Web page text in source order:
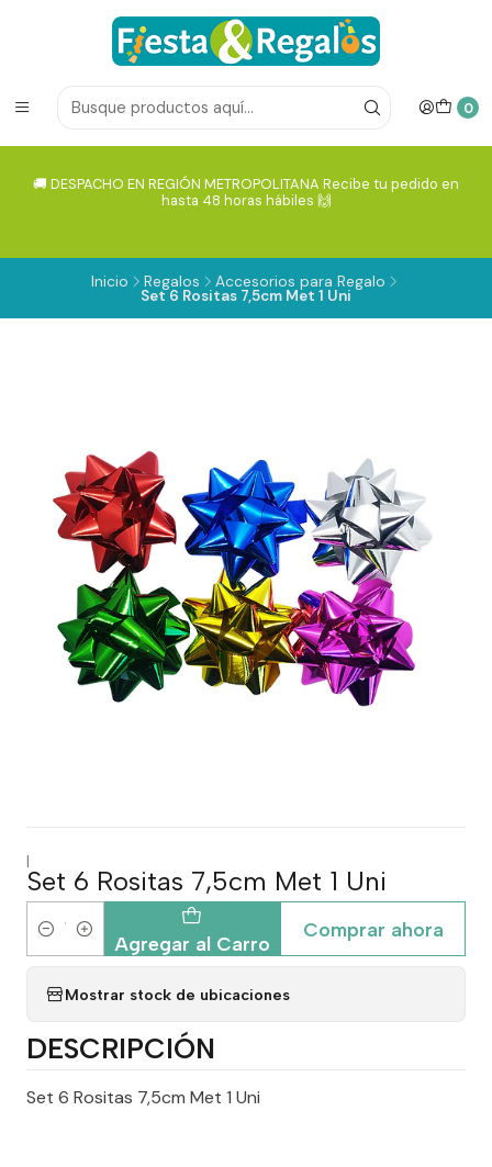
0
🚚 DESPACHO EN REGIÓN METROPOLITANA Recibe tu pedido en
hasta 48 horas hábiles 🙌
Inicio Regalos Accesorios para Regalo
Set 6 Rositas 7,5cm Met 1 Uni
|
Set 6 Rositas 7,5cm Met 1 Uni
Cantidad Agregar al Carro
Comprar ahora
Mostrar stock de ubicaciones
DESCRIPCIÓN
Set 6 Rositas 7,5cm Met 1 Uni